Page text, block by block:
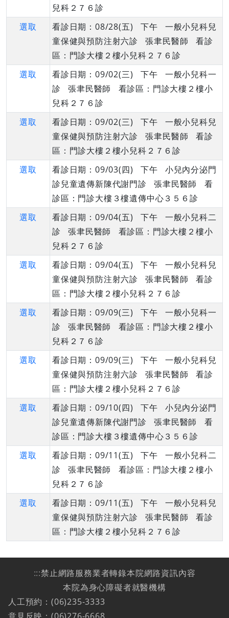
兒科２７６診
選取
看診日期：08/28(五) 下午 一般小兒科兒
童保健與預防注射六診 張聿民醫師 看診
區：門診大樓２樓小兒科２７６診
選取
看診日期：09/02(三) 下午 一般小兒科一
診 張聿民醫師 看診區：門診大樓２樓小
兒科２７６診
選取
看診日期：09/02(三) 下午 一般小兒科兒
童保健與預防注射六診 張聿民醫師 看診
區：門診大樓２樓小兒科２７６診
選取
看診日期：09/03(四) 下午 小兒內分泌門
診兒童遺傳新陳代謝門診 張聿民醫師 看
診區：門診大樓３樓遺傳中心３５６診
選取
看診日期：09/04(五) 下午 一般小兒科二
診 張聿民醫師 看診區：門診大樓２樓小
兒科２７６診
選取
看診日期：09/04(五) 下午 一般小兒科兒
童保健與預防注射六診 張聿民醫師 看診
區：門診大樓２樓小兒科２７６診
選取
看診日期：09/09(三) 下午 一般小兒科一
診 張聿民醫師 看診區：門診大樓２樓小
兒科２７６診
選取
看診日期：09/09(三) 下午 一般小兒科兒
童保健與預防注射六診 張聿民醫師 看診
區：門診大樓２樓小兒科２７６診
選取
看診日期：09/10(四) 下午 小兒內分泌門
診兒童遺傳新陳代謝門診 張聿民醫師 看
診區：門診大樓３樓遺傳中心３５６診
選取
看診日期：09/11(五) 下午 一般小兒科二
診 張聿民醫師 看診區：門診大樓２樓小
兒科２７６診
選取
看診日期：09/11(五) 下午 一般小兒科兒
童保健與預防注射六診 張聿民醫師 看診
區：門診大樓２樓小兒科２７６診
:::禁止網路服務業者轉錄本院網路資訊內容
本院為身心障礙者就醫機構
人工預約：(06)235-3333